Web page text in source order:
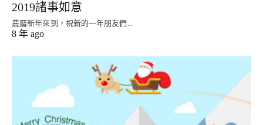
2019諸事如意
農曆新年來到，祝新的一年朋友們...
8 年 ago